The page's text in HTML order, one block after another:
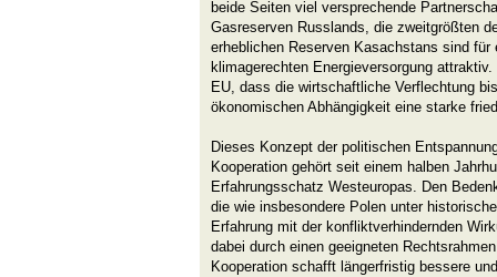
beide Seiten viel versprechende
Gasreserven Russlands, die zweitgrößten
erheblichen Reserven Kasachstans sind für
klimagerechten Energieversorgung
EU, dass die wirtschaftliche Verflechtung
ökonomischen Abhängigkeit eine starke
Dieses Konzept der politischen
Kooperation gehört seit einem halben
Erfahrungsschatz Westeuropas. Den
die wie insbesondere Polen unter
Erfahrung mit der konfliktverhindernden
dabei durch einen geeigneten
Kooperation schafft längerfristig bessere